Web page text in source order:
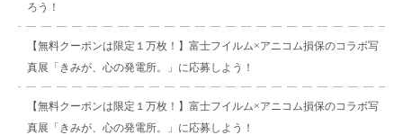
ろう！
【無料クーポンは限定１万枚！】富士フイルム×アニコム損保のコラボ写
真展「きみが、心の発電所。」に応募しよう！
【無料クーポンは限定１万枚！】富士フイルム×アニコム損保のコラボ写
真展「きみが、心の発電所。」に応募しよう！